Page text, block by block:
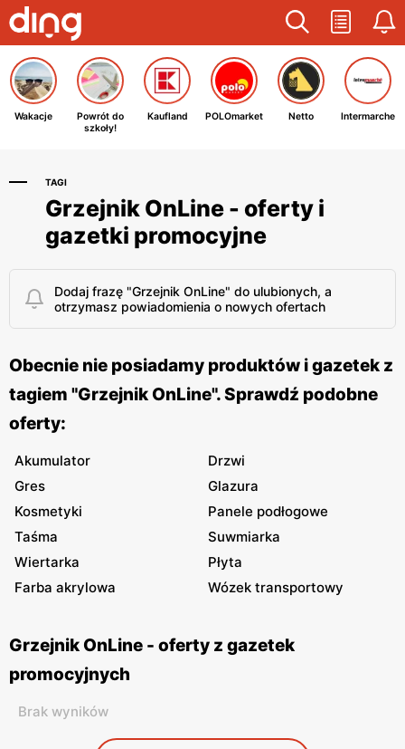
Wakacje
Powrót do
szkoły!
Kaufland POLOmarket Netto Intermarche
TAGI
Grzejnik OnLine - oferty i
gazetki promocyjne
Dodaj frazę "Grzejnik OnLine" do ulubionych, a
otrzymasz powiadomienia o nowych ofertach
Obecnie nie posiadamy produktów i gazetek z
tagiem "Grzejnik OnLine". Sprawdź podobne
oferty:
Akumulator
Drzwi
Gres
Glazura
Kosmetyki
Panele podłogowe
Taśma
Suwmiarka
Wiertarka
Płyta
Farba akrylowa
Wózek transportowy
Grzejnik OnLine - oferty z gazetek
promocyjnych
Brak wyników